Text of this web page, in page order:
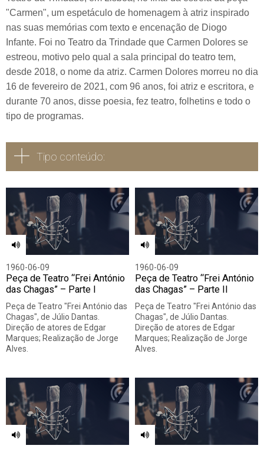
"Carmen", um espetáculo de homenagem à atriz inspirado
nas suas memórias com texto e encenação de Diogo
Infante. Foi no Teatro da Trindade que Carmen Dolores se
estreou, motivo pelo qual a sala principal do teatro tem,
desde 2018, o nome da atriz. Carmen Dolores morreu no dia
16 de fevereiro de 2021, com 96 anos, foi atriz e escritora, e
durante 70 anos, disse poesia, fez teatro, folhetins e todo o
tipo de programas.
Tipo conteúdo:
Todos Vídeo Áudio
1960-06-09
Peça de Teatro “Frei António
das Chagas” – Parte I
Peça de Teatro "Frei António das
Chagas", de Júlio Dantas.
Direção de atores de Edgar
Marques; Realização de Jorge
Alves.
1960-06-09
Peça de Teatro “Frei António
das Chagas” – Parte II
Peça de Teatro "Frei António das
Chagas", de Júlio Dantas.
Direção de atores de Edgar
Marques; Realização de Jorge
Alves.